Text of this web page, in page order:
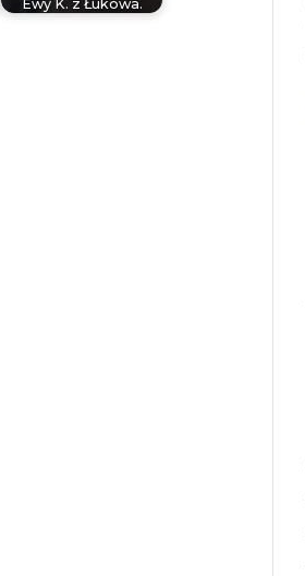
Ewy K. z Łukowa.